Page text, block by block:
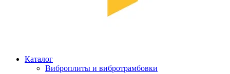
Каталог
Виброплиты и вибротрамбовки